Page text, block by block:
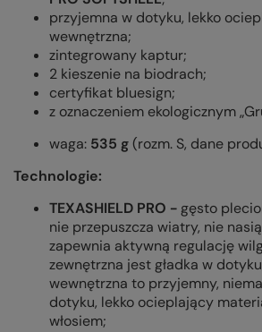
przyjemna w dotyku, lekko
wewnętrzna;
zintegrowany kaptur;
2 kieszenie na biodrach;
certyfikat bluesign;
z oznaczeniem ekologicznym
waga: 535 g(rozm. S, dane
Technologie:
TEXASHIELD PRO -gęsto
nie przepuszcza wiatry, nie
zapewnia aktywną regulację
zewnętrzna jest gładka w
wewnętrzna to przyjemny,
dotyku, lekko ocieplający
włosiem;